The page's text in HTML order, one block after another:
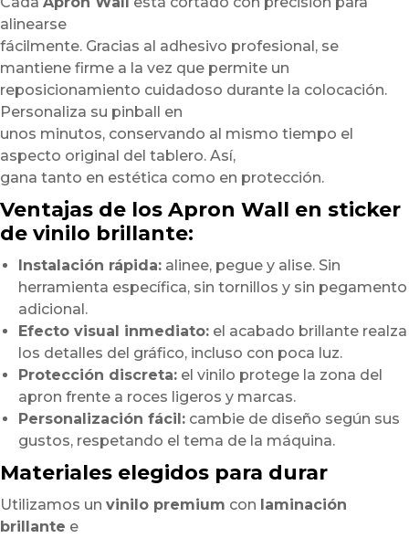
alinearse
fácilmente. Gracias al adhesivo profesional, se
mantiene firme a la vez que permite un
reposicionamiento cuidadoso durante la colocación.
Personaliza su pinball en
unos minutos, conservando al mismo tiempo el
aspecto original del tablero. Así,
gana tanto en estética como en protección.
Ventajas de los Apron Wall en sticker
de vinilo brillante:
Instalación rápida: alinee, pegue y alise. Sin
herramienta específica, sin tornillos y sin pegamento
adicional.
Efecto visual inmediato: el acabado brillante realza
los detalles del gráfico, incluso con poca luz.
Protección discreta: el vinilo protege la zona del
apron frente a roces ligeros y marcas.
Personalización fácil: cambie de diseño según sus
gustos, respetando el tema de la máquina.
Materiales elegidos para durar
Utilizamos un vinilo premium con laminación
brillante e